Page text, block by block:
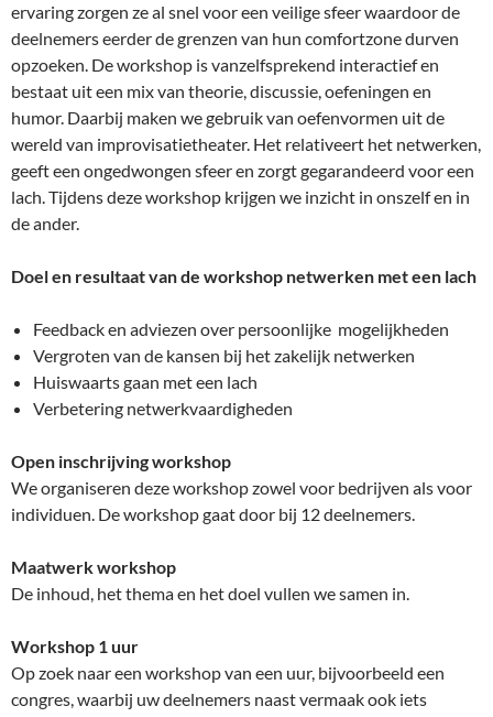
ervaring zorgen ze al snel voor een veilige sfeer waardoor de
deelnemers eerder de grenzen van hun comfortzone durven
opzoeken. De workshop is vanzelfsprekend interactief en
bestaat uit een mix van theorie, discussie, oefeningen en
humor. Daarbij maken we gebruik van oefenvormen uit de
wereld van improvisatietheater. Het relativeert het netwerken,
geeft een ongedwongen sfeer en zorgt gegarandeerd voor een
lach. Tijdens deze workshop krijgen we inzicht in onszelf en in
de ander.
Doel en resultaat van de workshop netwerken met een lach
Feedback en adviezen over persoonlijke mogelijkheden
Vergroten van de kansen bij het zakelijk netwerken
Huiswaarts gaan met een lach
Verbetering netwerkvaardigheden
Open inschrijving workshop
We organiseren deze workshop zowel voor bedrijven als voor
individuen. De workshop gaat door bij 12 deelnemers.
Maatwerk workshop
De inhoud, het thema en het doel vullen we samen in.
Workshop 1 uur
Op zoek naar een workshop van een uur, bijvoorbeeld een
congres, waarbij uw deelnemers naast vermaak ook iets